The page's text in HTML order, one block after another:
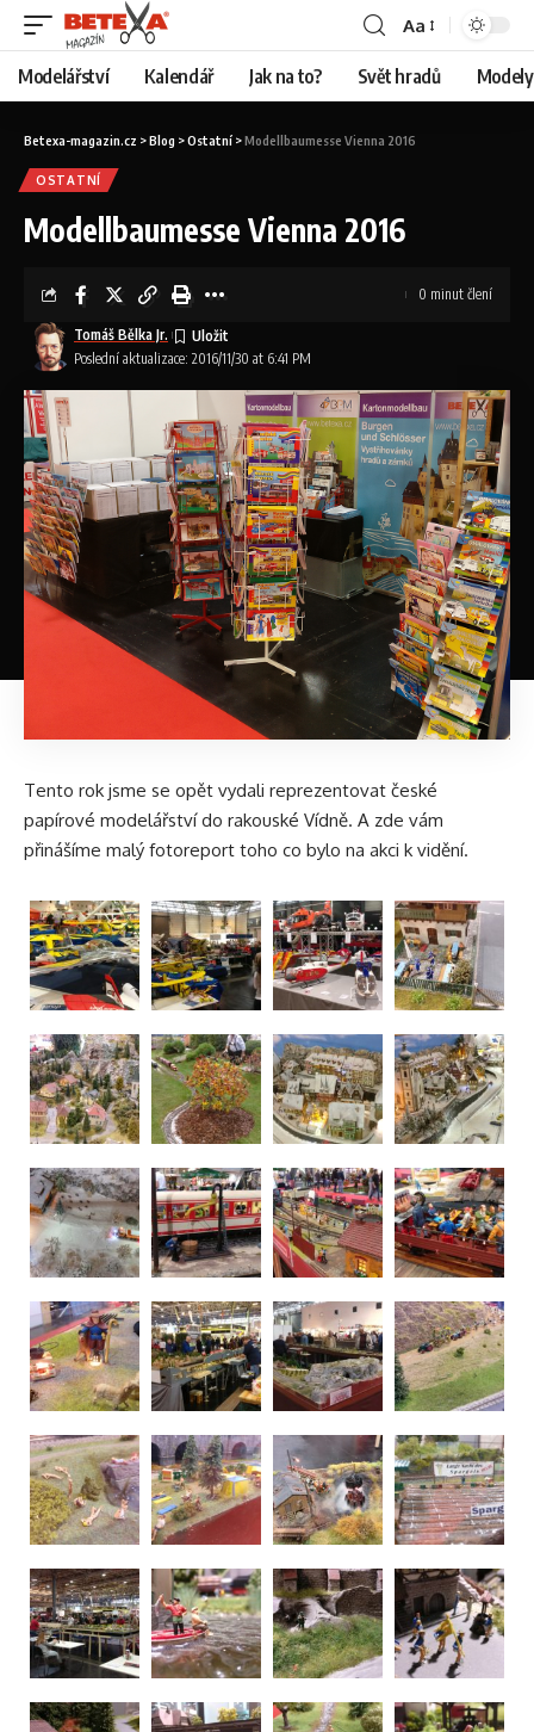
Aa
Modelářství Kalendář Jak na to? Svět hradů
Betexa-magazin.cz >Blog >Ostatní >Modellbaumesse Vienna 2016
OSTATNÍ
Modellbaumesse Vienna 2016
Poslední aktualizace: 2016/11/30 at 6:41 PM
Tomáš Bělka Jr.
0 minut člení
Tento rok jsme se opět vydali reprezentovat české
papírové modelářství do rakouské Vídně. A zde vám
přinášíme malý fotoreport toho co bylo na akci k vidění.